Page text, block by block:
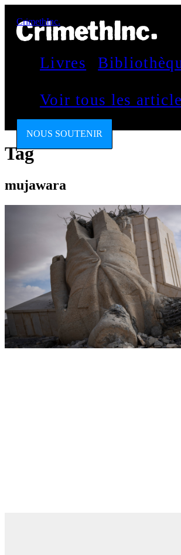
CrimethInc.
Livres
Voir tous les
NOUS SOUTENIR
Tag
mujawara